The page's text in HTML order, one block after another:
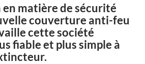
matière de sécurité
couverture anti-feu
cette société
fiable et plus simple à